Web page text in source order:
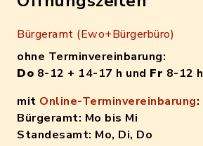
Bürgeramt (Ewo+Bürgerbüro)
ohne Terminvereinbarung:
Do 8-12 + 14-17 h und Fr 8-12 h
mit Online-Terminvereinbarung:
Bürgeramt: Mo bis Mi
Standesamt: Mo, Di, Do